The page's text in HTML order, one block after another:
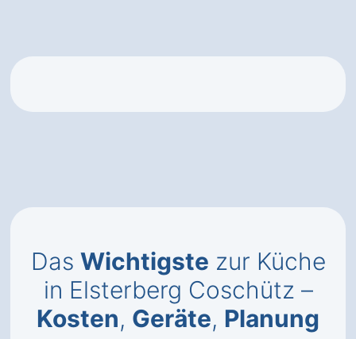
Das Wichtigste zur Küche
in Elsterberg Coschütz –
Kosten, Geräte, Planung